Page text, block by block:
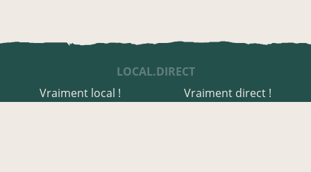
LOCAL.DIRECT
Vraiment local !
Vraiment direct !